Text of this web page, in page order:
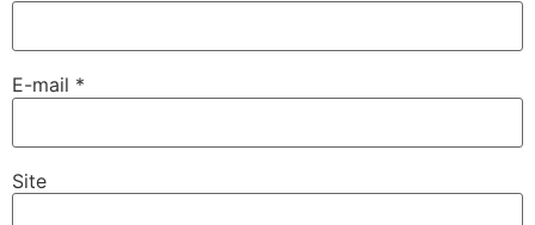
E-mail *
Site